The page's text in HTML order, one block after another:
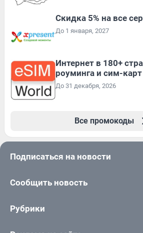
Скидка 5% на все
До 1 января, 2027
Интернет в 180+
роуминга и сим-карт
До 31 декабря, 2026
Все промокоды
Подписаться на новости
Сообщить новость
Рубрики